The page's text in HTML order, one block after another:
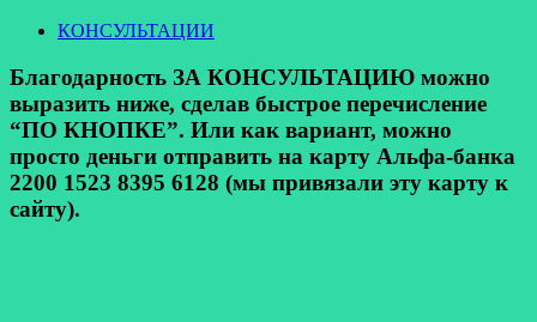
КОНСУЛЬТАЦИИ
Благодарность ЗА КОНСУЛЬТАЦИЮ можно
выразить ниже, сделав быстрое перечисление
“ПО КНОПКЕ”. Или как вариант, можно
просто деньги отправить на карту Альфа-банка
2200 1523 8395 6128 (мы привязали эту карту к
сайту).